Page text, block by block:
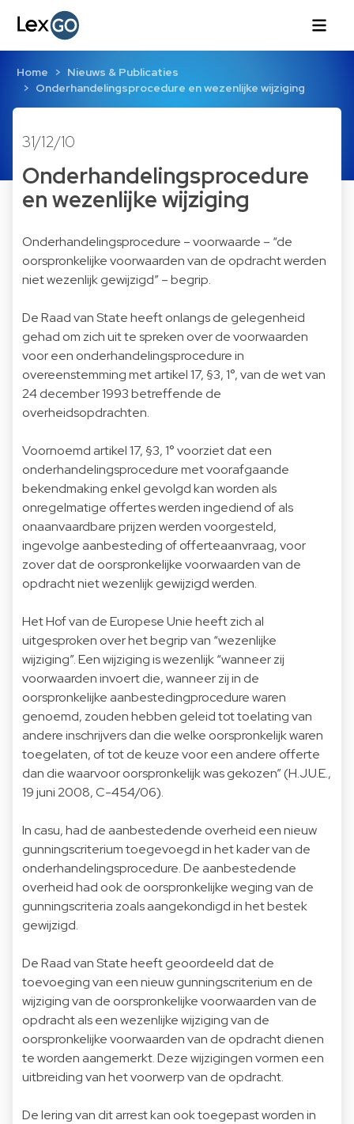
Home
Nieuws & Publicaties
Onderhandelingsprocedure en wezenlijke wijziging
31/12/10
Onderhandelingsprocedure
en wezenlijke wijziging
Onderhandelingsprocedure – voorwaarde – “de
oorspronkelijke voorwaarden van de opdracht werden
niet wezenlijk gewijzigd” – begrip.
De Raad van State heeft onlangs de gelegenheid
gehad om zich uit te spreken over de voorwaarden
voor een onderhandelingsprocedure in
overeenstemming met artikel 17, §3, 1°, van de wet van
24 december 1993 betreffende de
overheidsopdrachten.
Voornoemd artikel 17, §3, 1° voorziet dat een
onderhandelingsprocedure met voorafgaande
bekendmaking enkel gevolgd kan worden als
onregelmatige offertes werden ingediend of als
onaanvaardbare prijzen werden voorgesteld,
ingevolge aanbesteding of offerteaanvraag, voor
zover dat de oorspronkelijke voorwaarden van de
opdracht niet wezenlijk gewijzigd werden.
Het Hof van de Europese Unie heeft zich al
uitgesproken over het begrip van “wezenlijke
wijziging”. Een wijziging is wezenlijk “wanneer zij
voorwaarden invoert die, wanneer zij in de
oorspronkelijke aanbestedingprocedure waren
genoemd, zouden hebben geleid tot toelating van
andere inschrijvers dan die welke oorspronkelijk waren
toegelaten, of tot de keuze voor een andere offerte
dan die waarvoor oorspronkelijk was gekozen” (H.J.U.E.,
19 juni 2008, C-454/06).
In casu, had de aanbestedende overheid een nieuw
gunningscriterium toegevoegd in het kader van de
onderhandelingsprocedure. De aanbestedende
overheid had ook de oorspronkelijke weging van de
gunningscriteria zoals aangekondigd in het bestek
gewijzigd.
De Raad van State heeft geoordeeld dat de
toevoeging van een nieuw gunningscriterium en de
wijziging van de oorspronkelijke voorwaarden van de
opdracht als een wezenlijke wijziging van de
oorspronkelijke voorwaarden van de opdracht dienen
te worden aangemerkt. Deze wijzigingen vormen een
uitbreiding van het voorwerp van de opdracht.
De lering van dit arrest kan ook toegepast worden in